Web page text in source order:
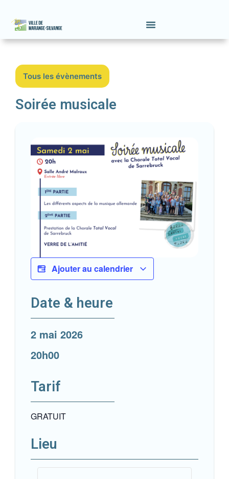
Tous les évènements
Soirée musicale
Ajouter au calendrier
Date & heure
2 mai 2026
20h00
Tarif
GRATUIT
Lieu